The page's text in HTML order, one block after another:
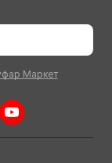
Маркет